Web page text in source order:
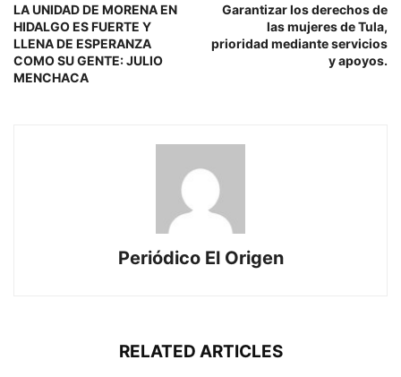
LA UNIDAD DE MORENA EN
HIDALGO ES FUERTE Y
LLENA DE ESPERANZA
COMO SU GENTE: JULIO
MENCHACA
Garantizar los derechos de
las mujeres de Tula,
prioridad mediante servicios
y apoyos.
Periódico El Origen
RELATED ARTICLES